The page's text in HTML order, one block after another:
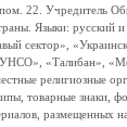
22.
Языки:
сектор»,
«Талибан»,
религиозные
товарные
размещенных